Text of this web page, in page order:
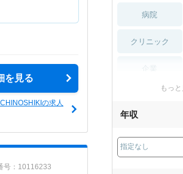
を見る
の求人
：10116233
病院
クリニック
薬局・
もっ
年収